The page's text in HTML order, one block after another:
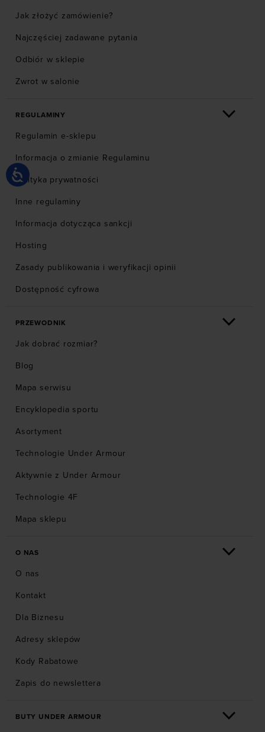
Jak złożyć zamówienie?
Najczęściej zadawane pytania
Odbiór w sklepie
Zwrot w salonie
REGULAMINY
Regulamin e-sklepu
Informacja o zmianie Regulaminu
Polityka prywatności
Inne regulaminy
Informacja dotycząca sankcji
Hosting
Zasady publikowania i weryfikacji opinii
Dostępność cyfrowa
PRZEWODNIK
Jak dobrać rozmiar?
Blog
Mapa serwisu
Encyklopedia sportu
Asortyment
Technologie Under Armour
Aktywnie z Under Armour
Technologie 4F
Mapa sklepu
O NAS
O nas
Kontakt
Dla Biznesu
Adresy sklepów
Kody Rabatowe
Zapis do newslettera
BUTY UNDER ARMOUR